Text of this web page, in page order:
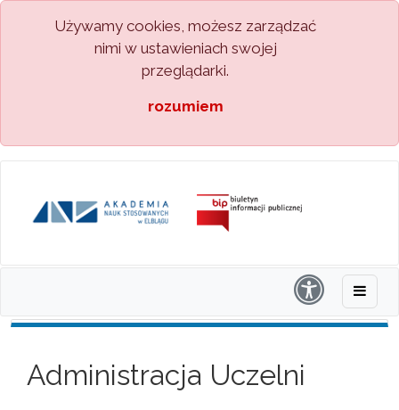
Używamy cookies, możesz zarządzać
nimi w ustawieniach swojej
przeglądarki.
rozumiem
Administracja Uczelni